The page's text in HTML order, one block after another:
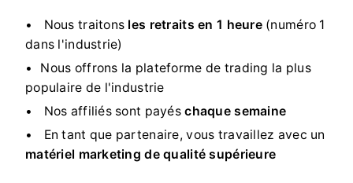
Nous traitons les retraits en 1 heure(numéro 1
dans l'industrie)
Nous offrons la plateforme de trading la plus
populaire de l'industrie
Nos affiliés sont payéschaque semaine
En tant que partenaire, vous travaillez avec un
matériel marketing de qualité supérieure